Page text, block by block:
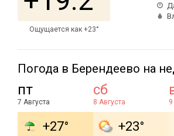
Ощущается как +23°
Погода в Берендеево на
пт
7 Августа
+27°
сб
8 Августа
+23°